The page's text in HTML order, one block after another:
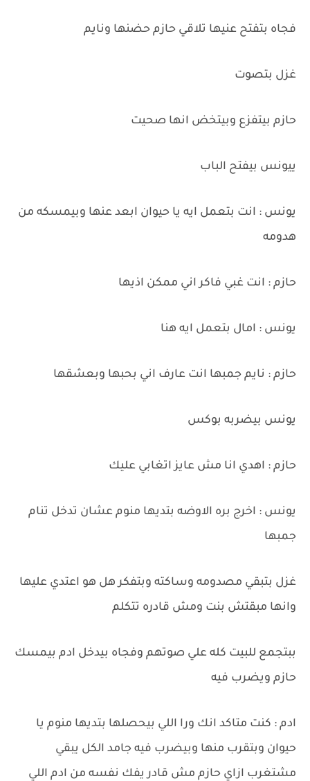
فجاه بتفتح عنيها تلاقي حازم حضنها ونايم
غزل بتصوت
حازم بيتفزع وبيتخض انها صحيت
ييونس بيفتح الباب
يونس : انت بتعمل ايه يا حيوان ابعد عنها وبيمسكه من
هدومه
حازم : انت غبي فاكر اني ممكن اذيها
يونس : امال بتعمل ايه هنا
حازم : نايم جمبها انت عارف اني بحبها وبعشقها
يونس بيضربه بوكس
حازم : اهدي انا مش عايز اتغابي عليك
يونس : اخرج بره الاوضه بتديها منوم عشان تدخل تنام
جمبها
غزل بتبقي مصدومه وساكته وبتفكر هل هو اعتدي عليها
وانها مبقتش بنت ومش قادره تتكلم
ببتجمع للبيت كله علي صوتهم وفجاه بيدخل ادم بيمسك
حازم ويضرب فيه
ادم : كنت متاكد انك ورا اللي بيحصلها بتديها منوم يا
حيوان وبتقرب منها وبيضرب فيه جامد الكل يبقي
مشتغرب ازاي حازم مش قادر يفك نفسه من ادم اللي